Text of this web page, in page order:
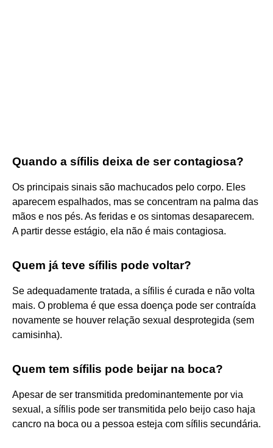
Quando a sífilis deixa de ser contagiosa?
Os principais sinais são machucados pelo corpo. Eles
aparecem espalhados, mas se concentram na palma das
mãos e nos pés. As feridas e os sintomas desaparecem.
A partir desse estágio, ela não é mais contagiosa.
Quem já teve sífilis pode voltar?
Se adequadamente tratada, a sífilis é curada e não volta
mais. O problema é que essa doença pode ser contraída
novamente se houver relação sexual desprotegida (sem
camisinha).
Quem tem sífilis pode beijar na boca?
Apesar de ser transmitida predominantemente por via
sexual, a sífilis pode ser transmitida pelo beijo caso haja
cancro na boca ou a pessoa esteja com sífilis secundária.